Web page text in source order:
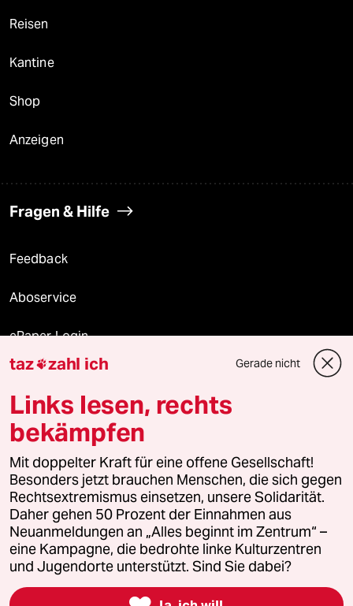
Reisen
Kantine
Shop
Anzeigen
Fragen & Hilfe
Feedback
Aboservice
ePaper Login
Downloads für Abonnierende
© 2026 taz Verlags und Vertriebs GmbH
Alle Rechte vorbehalten. Bei rechtlichen Fragen oder für Genehmigungen
wenden Sie sich bitte an
lizenzen@taz.de
Feedback Redaktionsstatut Kommune-Richtlinien
Leitlinie Informant Datenschutz Impressum AGB
Seitenwende Einwilligungen widerrufen (Ads)
taz zahl ich Gerade nicht
Links lesen, rechts
bekämpfen
Mit doppelter Kraft für eine offene Gesellschaft!
Besonders jetzt brauchen Menschen, die sich gegen
Rechtsextremismus einsetzen, unsere Solidarität.
Daher gehen 50 Prozent der Einnahmen aus
Neuanmeldungen an „Alles beginnt im Zentrum“ –
eine Kampagne, die bedrohte linke Kulturzentren
und Jugendorte unterstützt. Sind Sie dabei?